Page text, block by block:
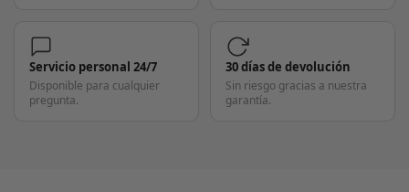
Servicio personal 24/7
Disponible para cualquier
pregunta.
30 días de devolución
Sin riesgo gracias a nuestra
garantía.